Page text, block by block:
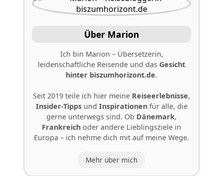
Über Marion
Ich bin Marion – Übersetzerin,
leidenschaftliche Reisende und das Gesicht
hinter biszumhorizont.de.
Seit 2019 teile ich hier meine Reiseerlebnisse,
Insider-Tippsund Inspirationenfür alle, die
gerne unterwegs sind. Ob Dänemark,
Frankreich oder andere Lieblingsziele in
Europa – ich nehme dich mit auf meine Wege.
Mehr über mich